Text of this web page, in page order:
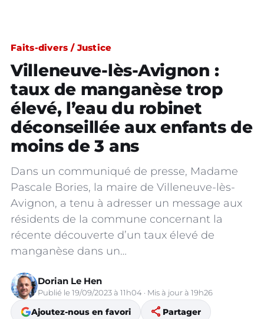
Faits-divers / Justice
Villeneuve-lès-Avignon :
taux de manganèse trop
élevé, l’eau du robinet
déconseillée aux enfants de
moins de 3 ans
Dans un communiqué de presse, Madame
Pascale Bories, la maire de Villeneuve-lès-
Avignon, a tenu à adresser un message aux
résidents de la commune concernant la
récente découverte d’un taux élevé de
manganèse dans un…
Dorian Le Hen
Publié le 19/09/2023 à 11h04 · Mis à jour à 19h26
Ajoutez-nous en favori share Partager